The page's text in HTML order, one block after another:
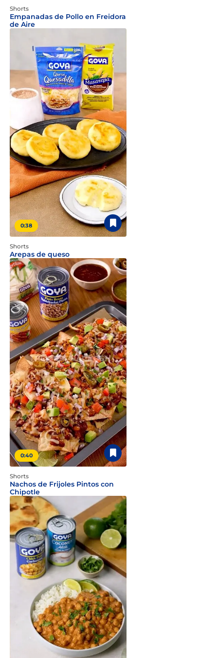
Shorts
Empanadas de Pollo en Freidora
de Aire
0:38
Shorts
Arepas de queso
0:40
Shorts
Nachos de Frijoles Pintos con
Chipotle